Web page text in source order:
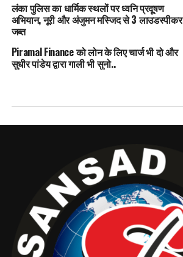
लंका पुलिस का धार्मिक स्थलों पर ध्वनि प्रदूषण
अभियान, नूरी और अंजुमन मस्जिद से 3 लाउडस्पीकर
जब्त
Piramal Finance को लोन के लिए चार्ज भी दो और
सुधीर पांडेय द्वारा गाली भी सुनो..